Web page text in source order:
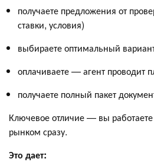
получаете предложения от
ставки, условия)
выбираете оптимальный
оплачиваете — агент проводит
получаете полный пакет
Ключевое отличие — вы
рынком сразу.
Это дает: